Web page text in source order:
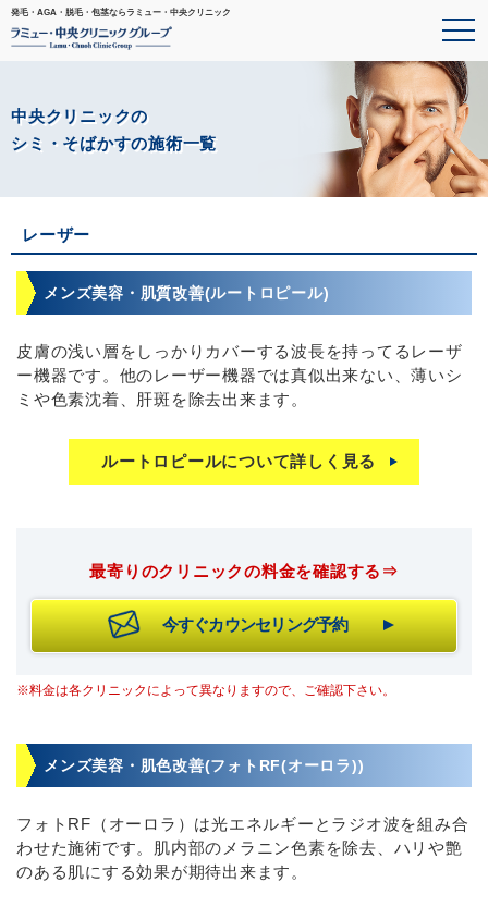
発毛・AGA・脱毛・包茎ならラミュー・中央クリニック
中央クリニックの
シミ・そばかすの施術一覧
レーザー
メンズ美容・肌質改善(ルートロピール)
皮膚の浅い層をしっかりカバーする波長を持ってるレーザ
ー機器です。他のレーザー機器では真似出来ない、薄いシ
ミや色素沈着、肝斑を除去出来ます。
ルートロピールについて詳しく見る
最寄りのクリニックの料金を確認する⇒
今すぐカウンセリング予約
※料金は各クリニックによって異なりますので、ご確認下さい。
メンズ美容・肌色改善(フォトRF(オーロラ))
フォトRF（オーロラ）は光エネルギーとラジオ波を組み合
わせた施術です。肌内部のメラニン色素を除去、ハリや艶
のある肌にする効果が期待出来ます。